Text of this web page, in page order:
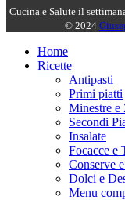
Cucina e Salute il
© 2024
Home
Ricette
Antipasti
Primi piatti
Minestre e
Secondi
Insalate
Focacce e
Conserve
Dolci e
Menu